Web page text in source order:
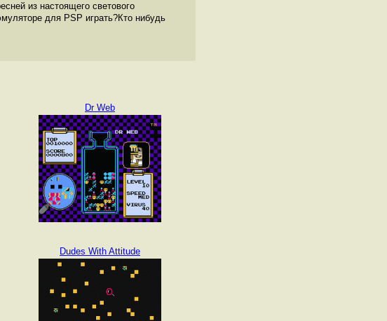
из настоящего светового
для PSP играть?Кто нибудь
Dr Web
Dudes With Attitude